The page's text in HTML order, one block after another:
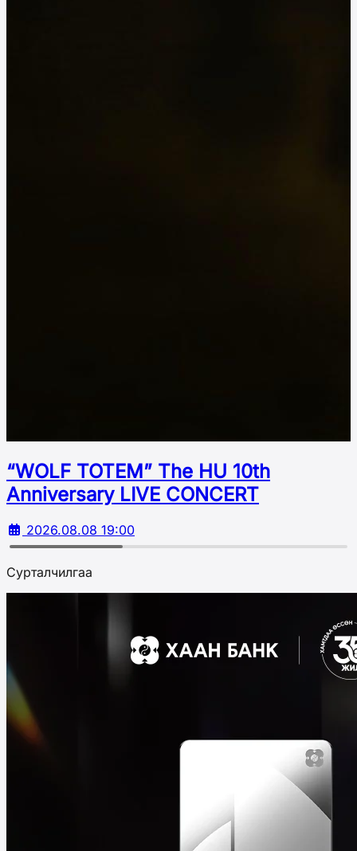
“WOLF TOTEM” The HU 10th
Аnniversary LIVE CONCERT
2026.08.08 19:00
Сурталчилгаа